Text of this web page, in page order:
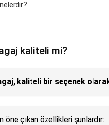
kaliteli mi?
kaliteli bir seçenek
öne çıkan özellikleri şunlardır: